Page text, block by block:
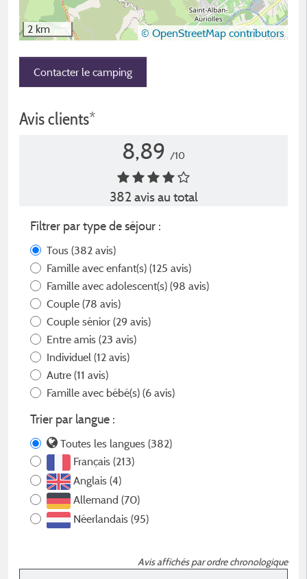
2 km © OpenStreetMap contributors
Contacter le camping
Avis clients*
8,89 /10
382 avis au total
Filtrer par type de séjour :
Tous (382 avis)
Famille avec enfant(s) (125 avis)
Famille avec adolescent(s) (98 avis)
Couple (78 avis)
Couple sénior (29 avis)
Entre amis (23 avis)
Individuel (12 avis)
Autre (11 avis)
Famille avec bébé(s) (6 avis)
Trier par langue :
Toutes les langues (382)
Français (213)
Anglais (4)
Allemand (70)
Néerlandais (95)
Avis affichés par ordre chronologique